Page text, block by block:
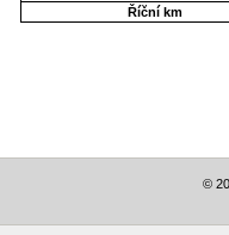
Říční km
©